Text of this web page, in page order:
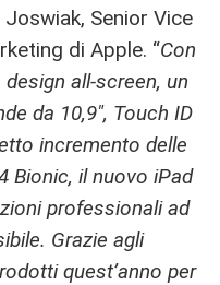
Joswiak, Senior Vice
di Apple. “Con
all-screen, un
da 10,9″, Touch ID
incremento delle
Bionic, il nuovo iPad
professionali ad
Grazie agli
quest’anno per